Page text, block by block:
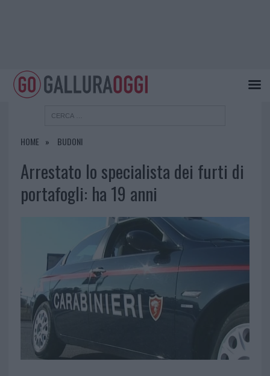
HOME BUDONI
Arrestato lo specialista dei furti di
portafogli: ha 19 anni